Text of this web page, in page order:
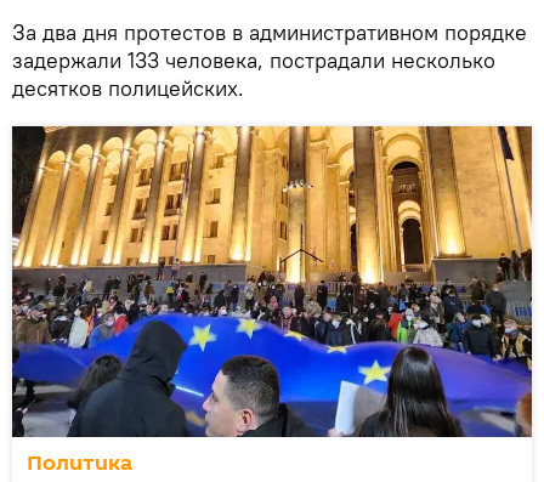
За два дня протестов в административном порядке
задержали 133 человека, пострадали несколько
десятков полицейских.
Политика